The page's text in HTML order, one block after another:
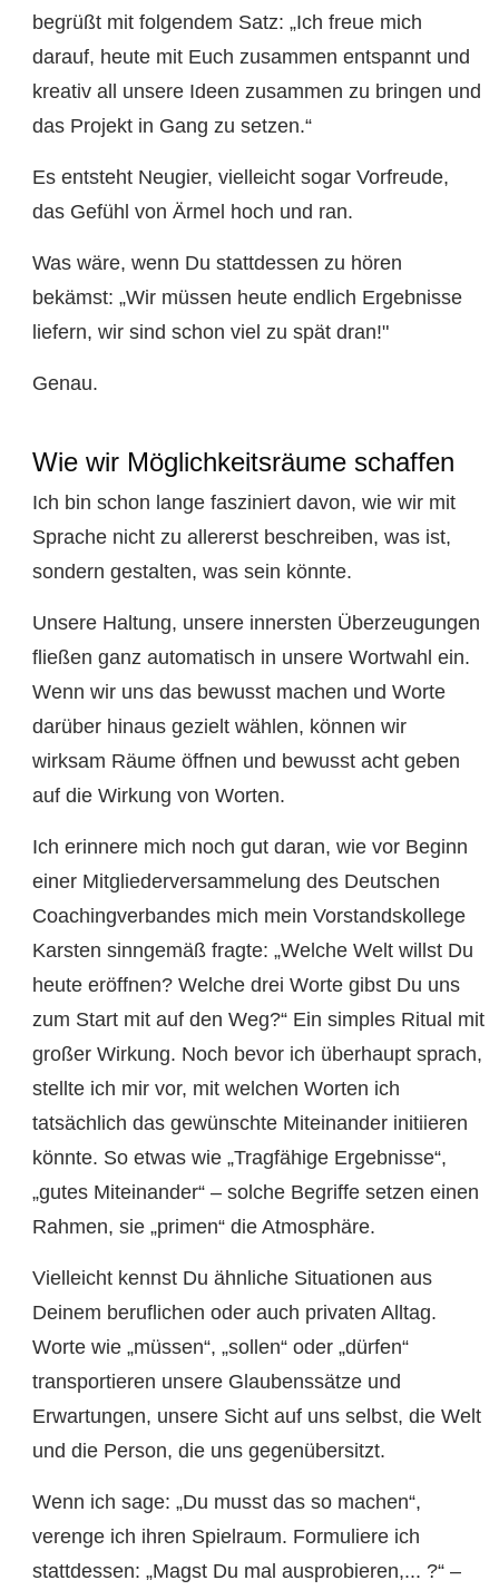
begrüßt mit folgendem Satz: „Ich freue mich
darauf, heute mit Euch zusammen entspannt und
kreativ all unsere Ideen zusammen zu bringen und
das Projekt in Gang zu setzen.“
Es entsteht Neugier, vielleicht sogar Vorfreude,
das Gefühl von Ärmel hoch und ran.
Was wäre, wenn Du stattdessen zu hören
bekämst: „Wir müssen heute endlich Ergebnisse
liefern, wir sind schon viel zu spät dran!"
Genau.
Wie wir Möglichkeitsräume schaffen
Ich bin schon lange fasziniert davon, wie wir mit
Sprache nicht zu allererst beschreiben, was ist,
sondern gestalten, was sein könnte.
Unsere Haltung, unsere innersten Überzeugungen
fließen ganz automatisch in unsere Wortwahl ein.
Wenn wir uns das bewusst machen und Worte
darüber hinaus gezielt wählen, können wir
wirksam Räume öffnen und bewusst acht geben
auf die Wirkung von Worten.
Ich erinnere mich noch gut daran, wie vor Beginn
einer Mitgliederversammelung des Deutschen
Coachingverbandes mich mein Vorstandskollege
Karsten sinngemäß fragte: „Welche Welt willst Du
heute eröffnen? Welche drei Worte gibst Du uns
zum Start mit auf den Weg?“ Ein simples Ritual mit
großer Wirkung. Noch bevor ich überhaupt sprach,
stellte ich mir vor, mit welchen Worten ich
tatsächlich das gewünschte Miteinander initiieren
könnte. So etwas wie „Tragfähige Ergebnisse“,
„gutes Miteinander“ – solche Begriffe setzen einen
Rahmen, sie „primen“ die Atmosphäre.
Vielleicht kennst Du ähnliche Situationen aus
Deinem beruflichen oder auch privaten Alltag.
Worte wie „müssen“, „sollen“ oder „dürfen“
transportieren unsere Glaubenssätze und
Erwartungen, unsere Sicht auf uns selbst, die Welt
und die Person, die uns gegenübersitzt.
Wenn ich sage: „Du musst das so machen“,
verenge ich ihren Spielraum. Formuliere ich
stattdessen: „Magst Du mal ausprobieren,... ?“ –